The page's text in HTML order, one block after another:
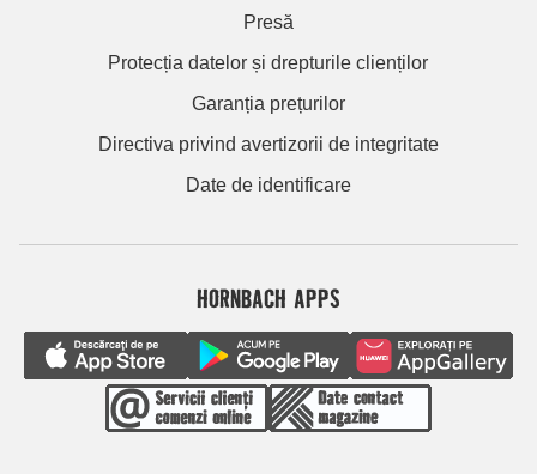
Presă
Protecția datelor și drepturile clienților
Garanția prețurilor
Directiva privind avertizorii de integritate
Date de identificare
HORNBACH APPS